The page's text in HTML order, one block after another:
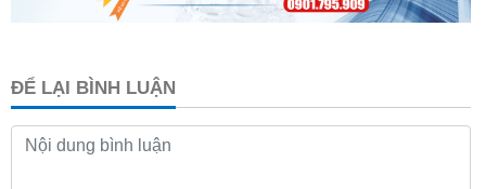
ĐỂ LẠI BÌNH LUẬN